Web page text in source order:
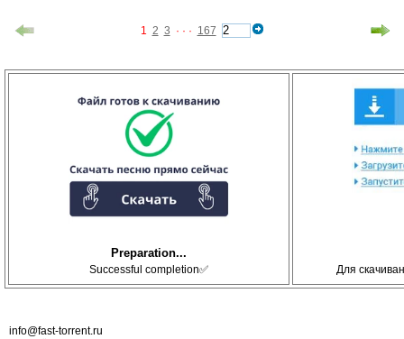
1 2 3 · · · 167
Preparation...
Successful completion✅ Для
info@fast-torrent.ru